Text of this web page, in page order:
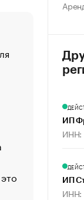
«От спорта
создавшей
Функции
управления
Стресс
ИП
ИНН:
ИП
ИНН: